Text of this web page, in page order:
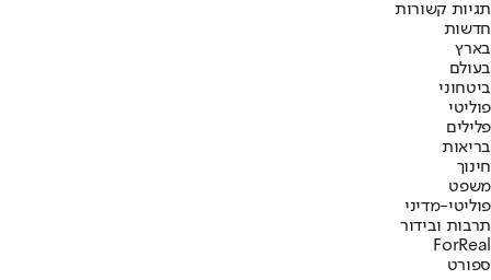
תגיות קשורות
חדשות
בארץ
בעולם
ביטחוני
פוליטי
פלילים
בריאות
חינוך
משפט
פוליטי-מדיני
תרבות ובידור
ForReal
ספורט